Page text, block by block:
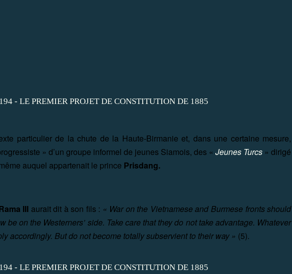
particulier de la chute de la Haute-Birmanie et, dans une certaine mesure,
» d’un groupe informel de jeunes Siamois, des « Jeunes Turcs » dirigé
auquel appartenait le prince Prisdang.
III aurait dit à son fils : « War on the Vietnamese and Burmese fronts should
be on the Westerners’ side. Take care that they do not take advantage. Whatever
accordingly. But do not become totally subservient to their way » (5).